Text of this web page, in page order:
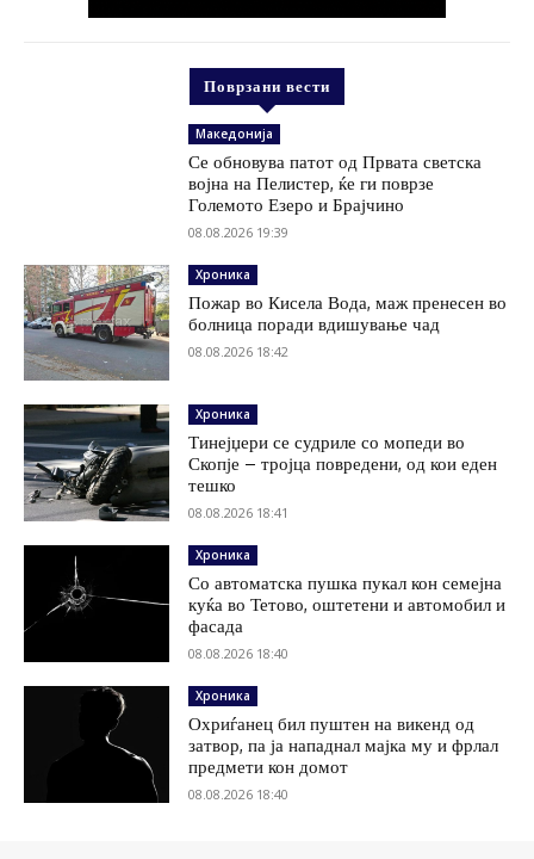
Поврзани вести
Македонија
Се обновува патот од Првата светска
војна на Пелистер, ќе ги поврзе
Големото Езеро и Брајчино
08.08.2026 19:39
Хроника
Пожар во Кисела Вода, маж пренесен во
болница поради вдишување чад
08.08.2026 18:42
Хроника
Тинејџери се судриле со мопеди во
Скопје – тројца повредени, од кои еден
тешко
08.08.2026 18:41
Хроника
Со автоматска пушка пукал кон семејна
куќа во Тетово, оштетени и автомобил и
фасада
08.08.2026 18:40
Хроника
Охриѓанец бил пуштен на викенд од
затвор, па ја нападнал мајка му и фрлал
предмети кон домот
08.08.2026 18:40